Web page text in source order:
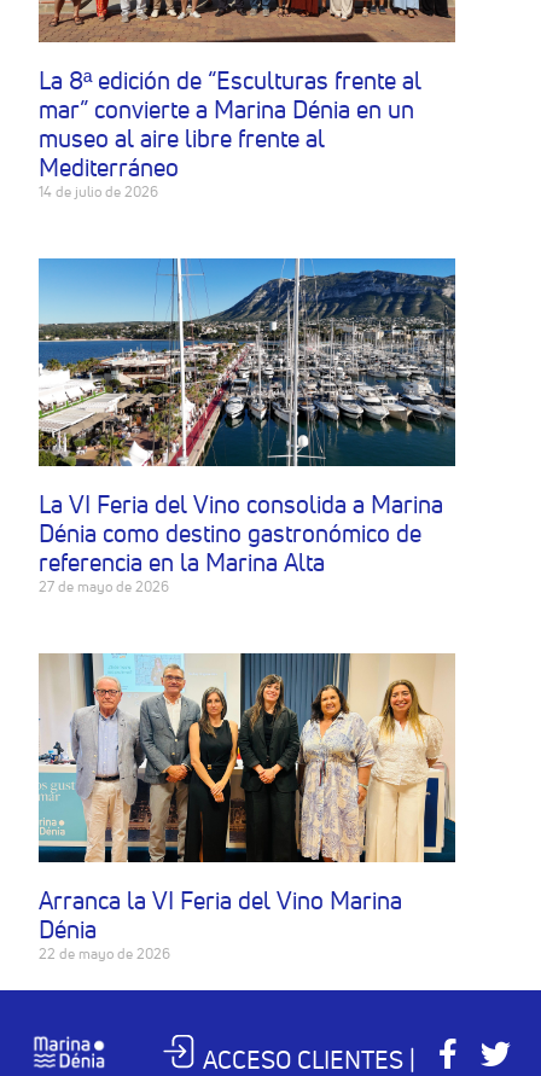
La 8ª edición de “Esculturas frente al
mar” convierte a Marina Dénia en un
museo al aire libre frente al
Mediterráneo
14 de julio de 2026
La VI Feria del Vino consolida a Marina
Dénia como destino gastronómico de
referencia en la Marina Alta
27 de mayo de 2026
Arranca la VI Feria del Vino Marina
Dénia
22 de mayo de 2026
ACCESO CLIENTES |